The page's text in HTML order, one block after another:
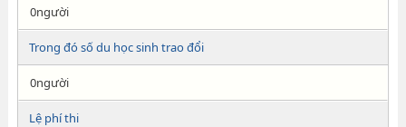
0người
Trong đó số du học sinh trao đổi
0người
Lệ phí thi